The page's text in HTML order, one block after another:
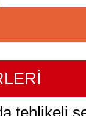
tehlikeli